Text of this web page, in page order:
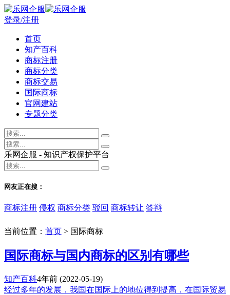
登录/注册
首页
知产百科
商标注册
商标分类
商标交易
国际商标
官网建站
专题分类
乐网企服 - 知识产权保护平台
网友正在搜：
商标注册 侵权 商标分类 驳回 商标转让 答辩
当前位置： 首页 > 国际商标
国际商标与国内商标的区别有哪些
知产百科4年前 (2022-05-19)
经过多年的发展，我国在国际上的地位得到提高，在国际贸易